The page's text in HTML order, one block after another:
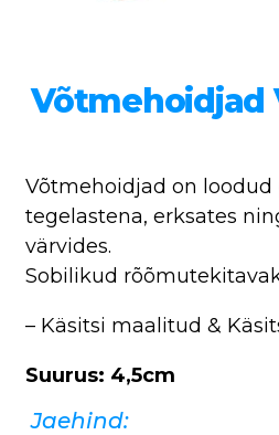
Võtmehoidjad
Võtmehoidjad on loodud
tegelastena, erksates
värvides.
Sobilikud
– Käsitsi maalitud &
Suurus: 4,5cm
Jaehind: